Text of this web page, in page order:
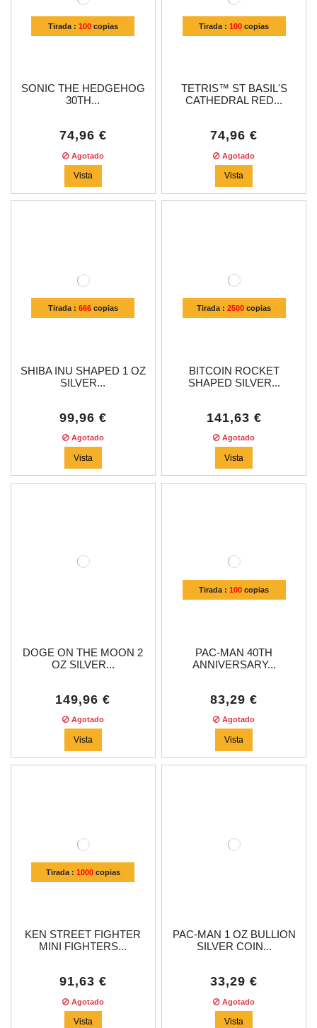
Tirada : 100copias
SONIC THE HEDGEHOG
30TH...
74,96 €
Agotado
Vista
Tirada :100 copias
TETRIS™ ST BASIL'S
CATHEDRAL RED...
74,96 €
Agotado
Vista
Tirada : 666copias
SHIBA INU SHAPED 1 OZ
SILVER...
99,96 €
Agotado
Vista
Tirada :2500 copias
BITCOIN ROCKET
SHAPED SILVER...
141,63 €
Agotado
Vista
DOGE ON THE MOON 2
OZ SILVER...
149,96 €
Agotado
Vista
Tirada :100 copias
PAC-MAN 40TH
ANNIVERSARY...
83,29 €
Agotado
Vista
Tirada : 1000copias
KEN STREET FIGHTER
MINI FIGHTERS...
91,63 €
Agotado
Vista
PAC-MAN 1 OZ BULLION
SILVER COIN...
33,29 €
Agotado
Vista